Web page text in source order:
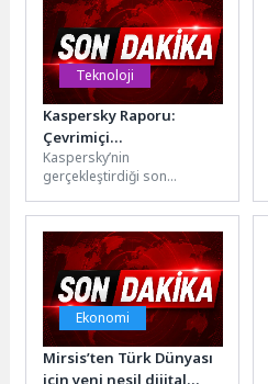
Teknoloji
Kaspersky Raporu:
Çevrimiçi
Dolandırıcılıkta Özgüven
Tuzağı
Kaspersky’nin
gerçekleştirdiği son
çevrimiçi dolandırıcılıkları
tespit etme konusundaki
özgüvenleri ile maruz
kaldıkları siber...
Ekonomi
Mirsis’ten Türk Dünyası
için yeni nesil dijital